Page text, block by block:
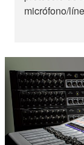
micrófono/